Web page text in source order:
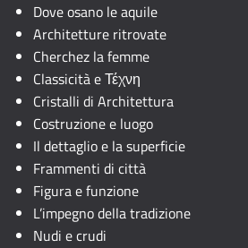
Dove osano le aquile
Architetture ritrovate
Cherchez la femme
Classicità e Τέχνη
Cristalli di Architettura
Costruzione e luogo
Il dettaglio e la superficie
Frammenti di città
Figura e funzione
L’impegno della tradizione
Nudi e crudi